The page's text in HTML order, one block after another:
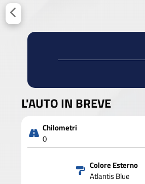
L'AUTO IN BREVE
Chilometri
0
Colore Esterno
Atlantis Blue